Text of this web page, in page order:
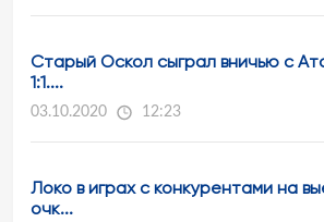
Старый Оскол сыграл вничью с
1:1....
03.10.2020 12:23
Локо в играх с конкурентами на
очк...